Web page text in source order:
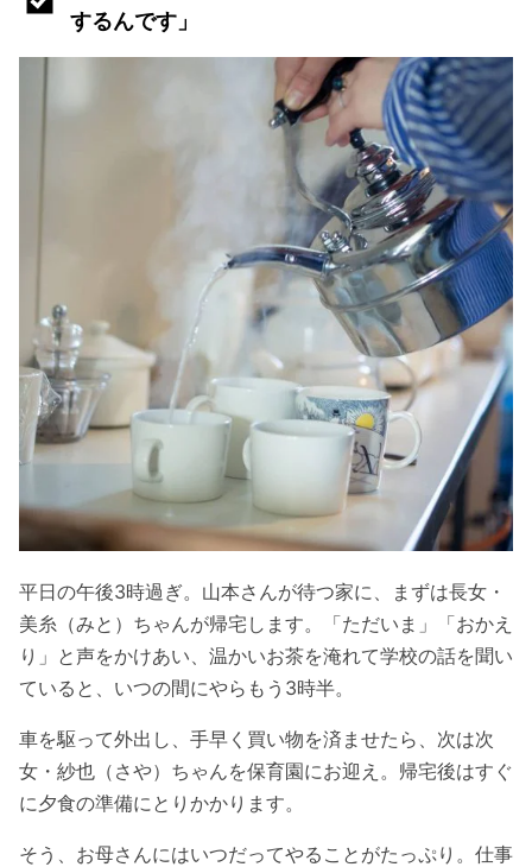
するんです」
平日の午後3時過ぎ。山本さんが待つ家に、まずは長女・
美糸（みと）ちゃんが帰宅します。「ただいま」「おかえ
り」と声をかけあい、温かいお茶を淹れて学校の話を聞い
ていると、いつの間にやらもう3時半。
車を駆って外出し、手早く買い物を済ませたら、次は次
女・紗也（さや）ちゃんを保育園にお迎え。帰宅後はすぐ
に夕食の準備にとりかかります。
そう、お母さんにはいつだってやることがたっぷり。仕事